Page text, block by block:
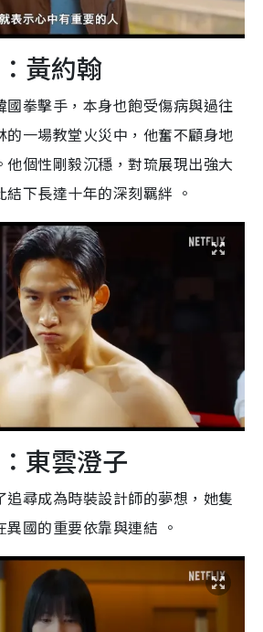
黃約翰
國拳擊手，本身也飽受傷病與過往
的一場教堂火災中，他奮不顧身地
他個性剛毅沉穩，對琉展現出強大
下長達十年的深刻羈絆 。
東雲澄子
追尋成為時裝設計師的夢想，她隻
國的重要依靠與連結 。